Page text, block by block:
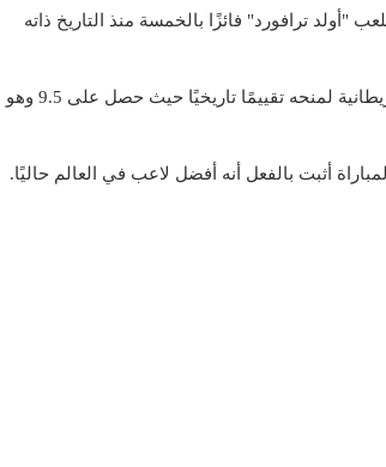
"أولد ترافورد" فائزًا بالخمسة منذ التاريخ ذاته
وقدم "صلاح" أداء أسطوريًا دفع الصحيفة البريطانية لمنحه تقييمًا تاريخيًا حيث حصل على 9.5 وهو
أثبت بالفعل أنه أفضل لاعب في العالم حاليًا.